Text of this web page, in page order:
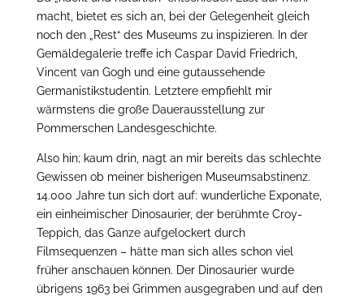
macht, bietet es sich an, bei der Gelegenheit gleich
noch den „Rest“ des Museums zu inspizieren. In der
Gemäldegalerie treffe ich Caspar David Friedrich,
Vincent van Gogh und eine gutaussehende
Germanistikstudentin. Letztere empfiehlt mir
wärmstens die große Dauerausstellung zur
Pommerschen Landesgeschichte.
Also hin; kaum drin, nagt an mir bereits das schlechte
Gewissen ob meiner bisherigen Museumsabstinenz.
14.000 Jahre tun sich dort auf: wunderliche Exponate,
ein einheimischer Dinosaurier, der berühmte Croy-
Teppich, das Ganze aufgelockert durch
Filmsequenzen – hätte man sich alles schon viel
früher anschauen können. Der Dinosaurier wurde
übrigens 1963 bei Grimmen ausgegraben und auf den